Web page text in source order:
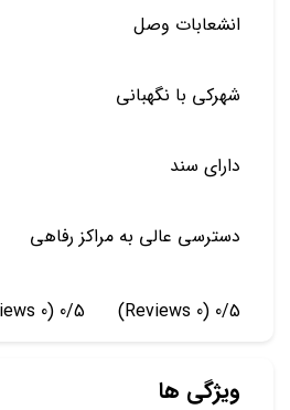
انشعابات وصل
شهرکی با نگهبانی
دارای سند
دسترسی عالی به مراکز رفاهی
0/5
(0 Reviews)
0/5
(0 Reviews)
ویژگی ها